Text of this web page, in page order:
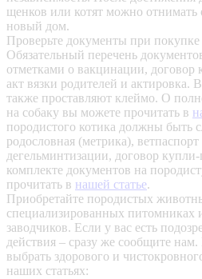
щенков или котят можно отнимать
новый дом.
Проверьте документы при
Обязательный перечень
отметками о вакцинации, договор
акт вязки родителей и
также проставляют клеймо. О
на собаку вы можете прочитать в
породистого котика должны быть
родословная (метрика),
дегельминтизации, договор
комплекте документов на
прочитать в нашей статье.
Приобретайте породистых
специализированных питомниках
заводчиков. Если у вас есть
действия – сразу же сообщите нам.
выбрать здорового и
наших статьях: